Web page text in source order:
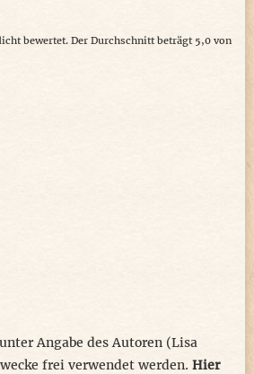
bewertet. Der Durchschnitt beträgt 5,0 von
Angabe des Autoren (Lisa
frei verwendet werden. Hier